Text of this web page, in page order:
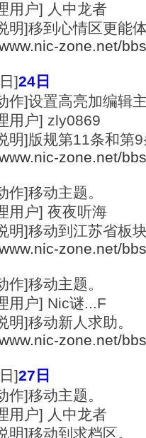
用户] 人中龙者
明]移到心情区更能
zone.net/
]24 日
作]设置高亮加编辑
用户] zly0869
明]版规第11条和第
zone.net/
作]移动主题。
用户] 夜夜听海
明]移动到江苏省板
zone.net/
作]移动主题。
用户] Nic谜...F
明]移动新人求助。
zone.net/
]27 日
作]移动主题。
用户] 人中龙者
明]移动到求档区。